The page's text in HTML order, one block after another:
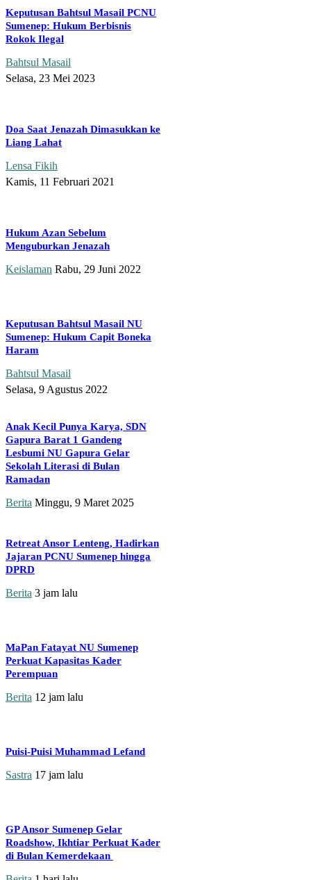
Keputusan Bahtsul Masail PCNU
Sumenep: Hukum Berbisnis
Rokok Ilegal
Bahtsul Masail
Selasa, 23 Mei 2023
Doa Saat Jenazah Dimasukkan ke
Liang Lahat
Lensa Fikih
Kamis, 11 Februari 2021
Hukum Azan Sebelum
Menguburkan Jenazah
Keislaman Rabu, 29 Juni 2022
Keputusan Bahtsul Masail NU
Sumenep: Hukum Capit Boneka
Haram
Bahtsul Masail
Selasa, 9 Agustus 2022
Anak Kecil Punya Karya, SDN
Gapura Barat 1 Gandeng
Lesbumi NU Gapura Gelar
Sekolah Literasi di Bulan
Ramadan
Berita Minggu, 9 Maret 2025
Retreat Ansor Lenteng, Hadirkan
Jajaran PCNU Sumenep hingga
DPRD
Berita 3 jam lalu
MaPan Fatayat NU Sumenep
Perkuat Kapasitas Kader
Perempuan
Berita 12 jam lalu
Puisi-Puisi Muhammad Lefand
Sastra 17 jam lalu
GP Ansor Sumenep Gelar
Roadshow, Ikhtiar Perkuat Kader
di Bulan Kemerdekaan